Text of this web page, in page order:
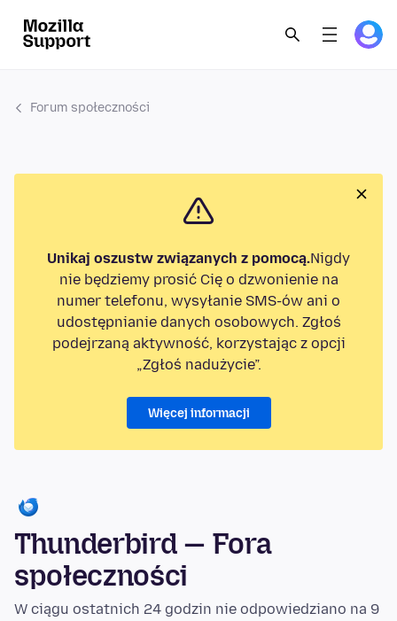
Forum społeczności
Unikaj oszustw związanych z pomocą.Nigdy
nie będziemy prosić Cię o dzwonienie na
numer telefonu, wysyłanie SMS-ów ani o
udostępnianie danych osobowych. Zgłoś
podejrzaną aktywność, korzystając z opcji
„Zgłoś nadużycie”.
Więcej informacji
Thunderbird — Fora
społeczności
W ciągu ostatnich 24 godzin nie odpowiedziano na 9